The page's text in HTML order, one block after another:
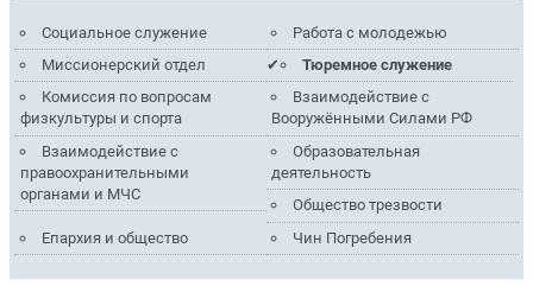
Социальное служение
Работа с молодежью
Миссионерский отдел
Тюремное служение
Комиссия по вопросам
физкультуры и спорта
Взаимодействие с
Вооружёнными Силами РФ
Взаимодействие с
правоохранительными
органами и МЧС
Образовательная
деятельность
Общество трезвости
Епархия и общество
Чин Погребения